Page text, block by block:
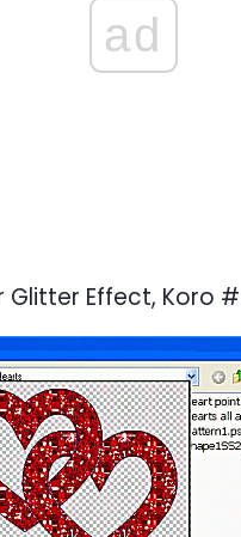
ad
Effect, Koro